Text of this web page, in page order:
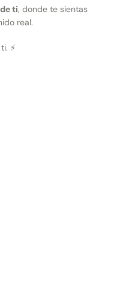
ti, donde te sientas
real.
⚡